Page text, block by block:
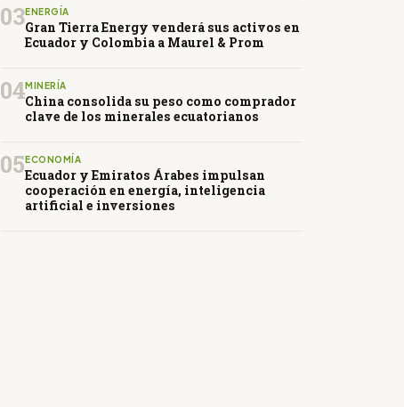
03ENERGÍA
Gran Tierra Energy venderá sus activos en
Ecuador y Colombia a Maurel & Prom
04MINERÍA
China consolida su peso como comprador
clave de los minerales ecuatorianos
05 ECONOMÍA
Ecuador y Emiratos Árabes impulsan
cooperación en energía, inteligencia
artificial e inversiones